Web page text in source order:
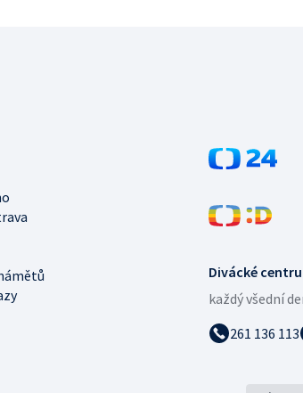
Divácké
každý všední
261 136 113